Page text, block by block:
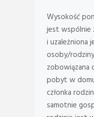
Wysokość
jest wspólnie
i uzależniona
osoby/
zobowiązana
pobyt w
członka
samotnie